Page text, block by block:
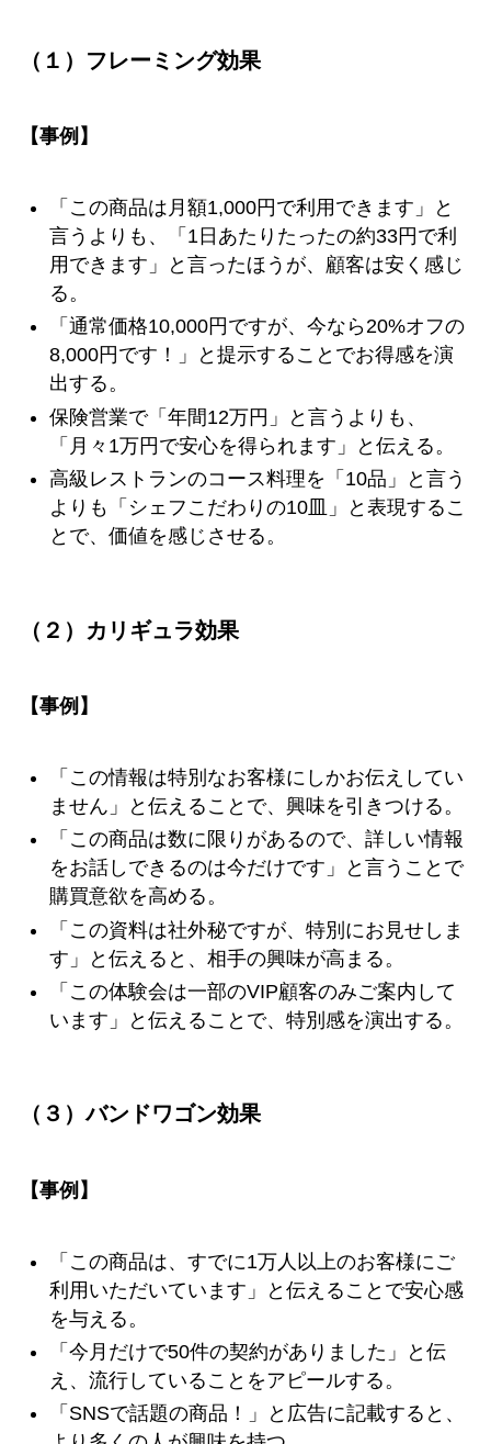
（１）フレーミング効果
【事例】
「この商品は月額1,000円で利用できます」と
言うよりも、「1日あたりたったの約33円で利
用できます」と言ったほうが、顧客は安く感じ
る。
「通常価格10,000円ですが、今なら20%オフの
8,000円です！」と提示することでお得感を演
出する。
保険営業で「年間12万円」と言うよりも、
「月々1万円で安心を得られます」と伝える。
高級レストランのコース料理を「10品」と言う
よりも「シェフこだわりの10皿」と表現するこ
とで、価値を感じさせる。
（２）カリギュラ効果
【事例】
「この情報は特別なお客様にしかお伝えしてい
ません」と伝えることで、興味を引きつける。
「この商品は数に限りがあるので、詳しい情報
をお話しできるのは今だけです」と言うことで
購買意欲を高める。
「この資料は社外秘ですが、特別にお見せしま
す」と伝えると、相手の興味が高まる。
「この体験会は一部のVIP顧客のみご案内して
います」と伝えることで、特別感を演出する。
（３）バンドワゴン効果
【事例】
「この商品は、すでに1万人以上のお客様にご
利用いただいています」と伝えることで安心感
を与える。
「今月だけで50件の契約がありました」と伝
え、流行していることをアピールする。
「SNSで話題の商品！」と広告に記載すると、